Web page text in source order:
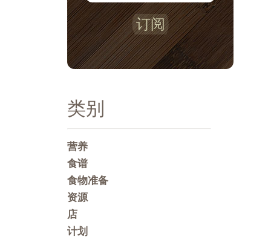
订阅
类别
营养
食谱
食物准备
资源
店
计划